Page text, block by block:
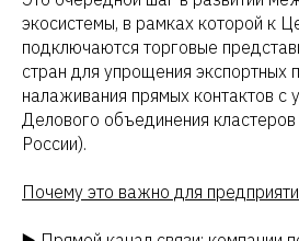
экосистемы, в рамках которой к
подключаются торговые
стран для упрощения экспортных
налаживания прямых контактов с
Делового объединения
России).
Почему это важно для